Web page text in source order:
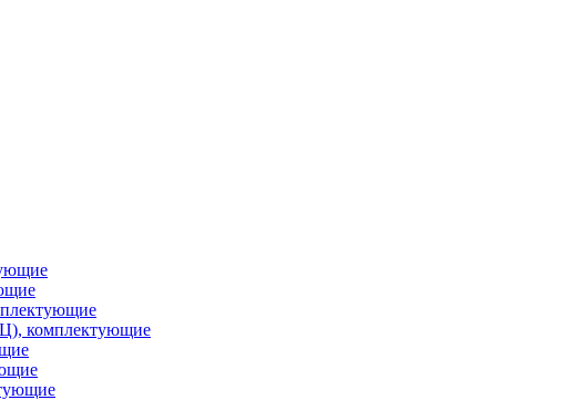
комплектующие